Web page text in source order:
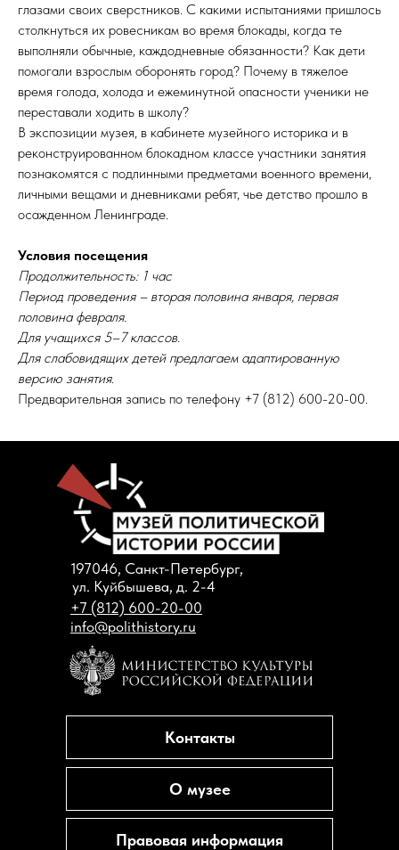
глазами своих сверстников. С какими испытаниями пришлось
столкнуться их ровесникам во время блокады, когда те
выполняли обычные, каждодневные обязанности? Как дети
помогали взрослым оборонять город? Почему в тяжелое
время голода, холода и ежеминутной опасности ученики не
переставали ходить в школу?
В экспозиции музея, в кабинете музейного историка и в
реконструированном блокадном классе участники занятия
познакомятся с подлинными предметами военного времени,
личными вещами и дневниками ребят, чье детство прошло в
осажденном Ленинграде.
Условия посещения
Продолжительность: 1 час
Период проведения – вторая половина января, первая
половина февраля.
Для учащихся 5–7 классов.
Для слабовидящих детей предлагаем адаптированную
версию занятия.
Предварительная запись по телефону +7 (812) 600-20-00.
+7 (812) 600-20-00
ул. Куйбышева, д. 2-4
197046, Санкт-Петербург,
info@polithistory.ru
Контакты
О музее
Правовая информация